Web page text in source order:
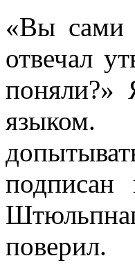
«Вы сами
отвечал
поняли?»
языком.
поверил.